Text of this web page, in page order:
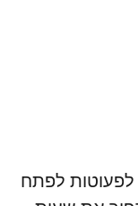
לפעוטות לפתח